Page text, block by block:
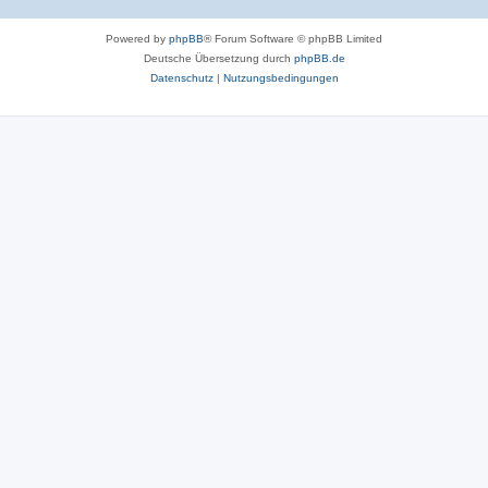
Powered by phpBB® Forum Software © phpBB Limited
Deutsche Übersetzung durch phpBB.de
Datenschutz| Nutzungsbedingungen